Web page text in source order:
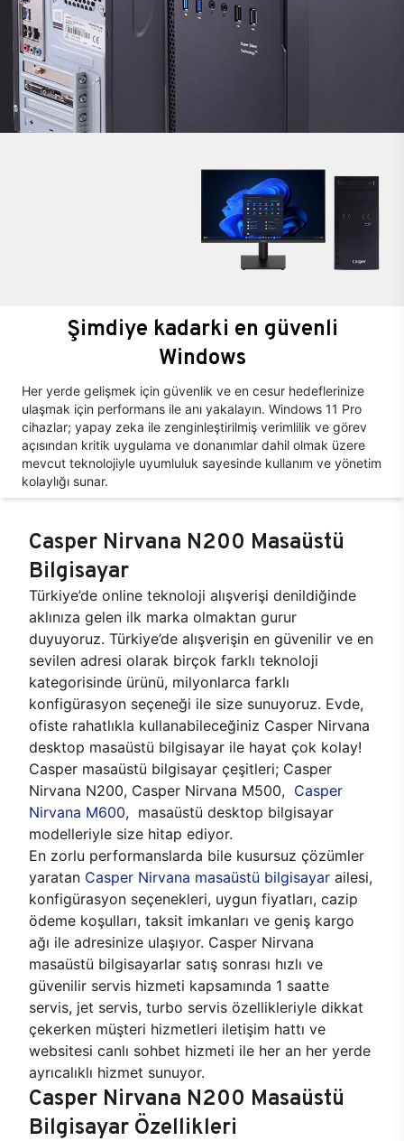
Şimdiye kadarki en güvenli
Windows
Her yerde gelişmek için güvenlik ve en cesur hedeflerinize
ulaşmak için performans ile anı yakalayın. Windows 11 Pro
cihazlar; yapay zeka ile zenginleştirilmiş verimlilik ve görev
açısından kritik uygulama ve donanımlar dahil olmak üzere
mevcut teknolojiyle uyumluluk sayesinde kullanım ve yönetim
kolaylığı sunar.
Casper Nirvana N200 Masaüstü
Bilgisayar
Türkiye’de online teknoloji alışverişi denildiğinde
aklınıza gelen ilk marka olmaktan gurur
duyuyoruz. Türkiye’de alışverişin en güvenilir ve en
sevilen adresi olarak birçok farklı teknoloji
kategorisinde ürünü, milyonlarca farklı
konfigürasyon seçeneği ile size sunuyoruz. Evde,
ofiste rahatlıkla kullanabileceğiniz Casper Nirvana
desktop masaüstü bilgisayar ile hayat çok kolay!
Casper masaüstü bilgisayar çeşitleri; Casper
Nirvana N200, Casper Nirvana M500, Casper
Nirvana M600, masaüstü desktop bilgisayar
modelleriyle size hitap ediyor.
En zorlu performanslarda bile kusursuz çözümler
yaratan Casper Nirvana masaüstü bilgisayar ailesi,
konfigürasyon seçenekleri, uygun fiyatları, cazip
ödeme koşulları, taksit imkanları ve geniş kargo
ağı ile adresinize ulaşıyor. Casper Nirvana
masaüstü bilgisayarlar satış sonrası hızlı ve
güvenilir servis hizmeti kapsamında 1 saatte
servis, jet servis, turbo servis özellikleriyle dikkat
çekerken müşteri hizmetleri iletişim hattı ve
websitesi canlı sohbet hizmeti ile her an her yerde
ayrıcalıklı hizmet sunuyor.
Casper Nirvana N200 Masaüstü
Bilgisayar Özellikleri